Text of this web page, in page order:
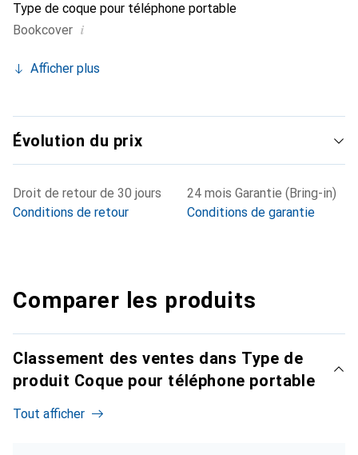
Type de coque pour téléphone portable
Bookcover i
Afficher plus
Évolution du prix
Droit de retour de 30 jours
Conditions de retour
24 mois Garantie (Bring-in)
Conditions de garantie
Comparer les produits
Classement des ventes dans Type de
produit Coque pour téléphone portable
Tout afficher